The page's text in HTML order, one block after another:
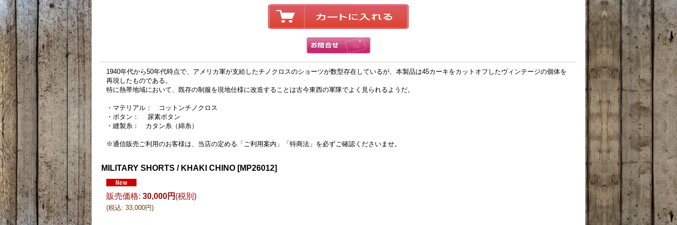
1940年代から50年代時点で、アメリカ軍が支給したチノクロスのショーツが数型存在しているが、本製品は45カーキをカットオフしたヴィンテージの個体を
再現したものである。
特に熱帯地域において、既存の制服を現地仕様に改造することは古今東西の軍隊でよく見られるようだ。
・マテリアル： コットンチノクロス
・ボタン： 尿素ボタン
・縫製糸： カタン糸（綿糸）
※通信販売ご利用のお客様は、当店の定める「ご利用案内」「特商法」を必ずご確認くださいませ。
MILITARY SHORTS / KHAKI CHINO [MP26012]
販売価格: 30,000円 (税別)
(税込: 33,000円)